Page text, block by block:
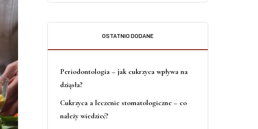
OSTATNIO DODANE
Periodontologia – jak cukrzyca wpływa na
dziąsła?
Cukrzyca a leczenie stomatologiczne – co
należy wiedzieć?